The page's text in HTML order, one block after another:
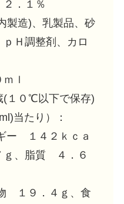
１％
造)、乳製品、砂
Ｈ調整剤、カロ
ｌ
０℃以下で保存)
当たり）：
２ｋｃａ
ｇ、脂質 ４．６
４ｇ、食